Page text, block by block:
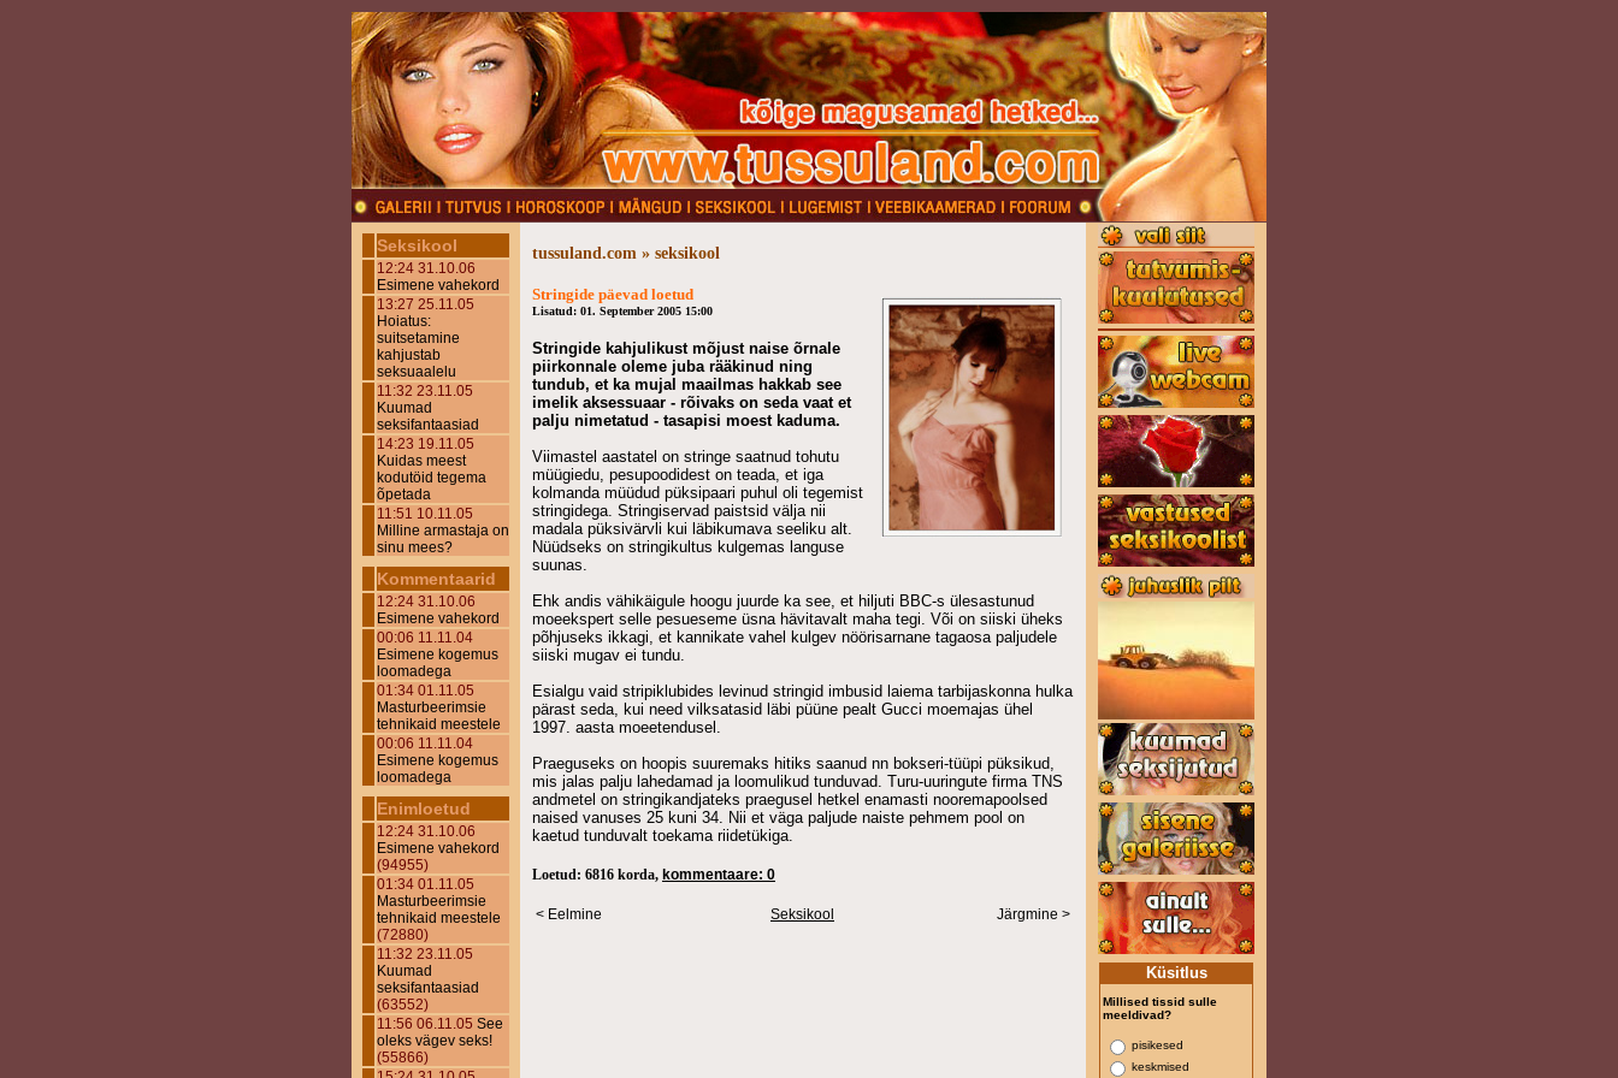
Seksikool
12:24 31.10.06
Esimene vahekord
13:27 25.11.05
Hoiatus:
suitsetamine
kahjustab
seksuaalelu
11:32 23.11.05
Kuumad
seksifantaasiad
14:23 19.11.05
Kuidas meest
kodutöid tegema
õpetada
11:51 10.11.05
Milline armastaja on
sinu mees?
Kommentaarid
12:24 31.10.06
Esimene vahekord
00:06 11.11.04
Esimene kogemus
loomadega
01:34 01.11.05
Masturbeerimsie
tehnikaid meestele
00:06 11.11.04
Esimene kogemus
loomadega
Enimloetud
12:24 31.10.06
Esimene vahekord
(94955)
01:34 01.11.05
Masturbeerimsie
tehnikaid meestele
(72880)
11:32 23.11.05
Kuumad
seksifantaasiad
(63552)
11:56 06.11.05 See
oleks vägev seks!
(55866)
tussuland.com » seksikool
Stringide päevad loetud
Lisatud: 01. September 2005 15:00
Stringide kahjulikust mõjust naise õrnale
piirkonnale oleme juba rääkinud ning
tundub, et ka mujal maailmas hakkab see
imelik aksessuaar - rõivaks on seda vaat et
palju nimetatud - tasapisi moest kaduma.
Viimastel aastatel on stringe saatnud tohutu
müügiedu, pesupoodidest on teada, et iga
kolmanda müüdud püksipaari puhul oli tegemist
stringidega. Stringiservad paistsid välja nii
madala püksivärvli kui läbikumava seeliku alt.
Nüüdseks on stringikultus kulgemas languse
suunas.
Ehk andis vähikäigule hoogu juurde ka see, et hiljuti BBC-s ülesastunud
moeekspert selle pesueseme üsna hävitavalt maha tegi. Või on siiski üheks
põhjuseks ikkagi, et kannikate vahel kulgev nöörisarnane tagaosa paljudele
siiski mugav ei tundu.
Esialgu vaid stripiklubides levinud stringid imbusid laiema tarbijaskonna hulka
pärast seda, kui need vilksatasid läbi püüne pealt Gucci moemajas ühel
1997. aasta moeetendusel.
Praeguseks on hoopis suuremaks hitiks saanud nn bokseri-tüüpi püksikud,
mis jalas palju lahedamad ja loomulikud tunduvad. Turu-uuringute firma TNS
andmetel on stringikandjateks praegusel hetkel enamasti nooremapoolsed
naised vanuses 25 kuni 34. Nii et väga paljude naiste pehmem pool on
kaetud tunduvalt toekama riidetükiga.
Loetud: 6816 korda, kommentaare: 0
< Eelmine Seksikool Järgmine >
Küsitlus
Millised tissid sulle
meeldivad?
pisikesed
keskmised